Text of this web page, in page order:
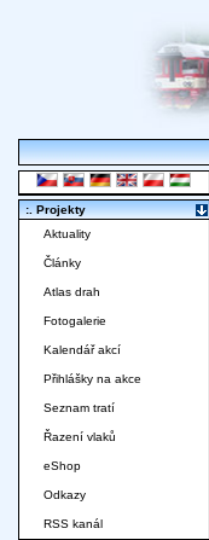
:. Projekty
Aktuality
Články
Atlas drah
Fotogalerie
Kalendář akcí
Přihlášky na akce
Seznam tratí
Řazení vlaků
eShop
Odkazy
RSS kanál